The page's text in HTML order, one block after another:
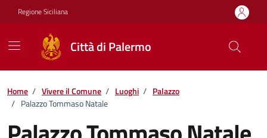
Vai ai contenuti
Vai al footer
Regione Siciliana
Città di Palermo
Home / Vivere il Comune / Luoghi / Palazzo
/ Palazzo Tommaso Natale